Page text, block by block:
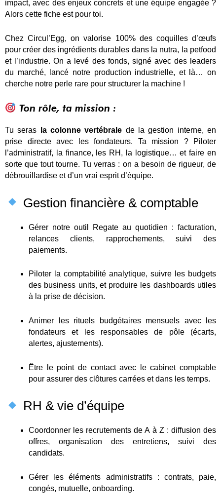
impact, avec des enjeux concrets et une équipe engagée ?
Alors cette fiche est pour toi.
Chez Circul’Egg, on valorise 100% des coquilles d’œufs
pour créer des ingrédients durables dans la nutra, la petfood
et l’industrie. On a levé des fonds, signé avec des leaders
du marché, lancé notre production industrielle, et là… on
cherche notre perle rare pour structurer la machine !
Ton rôle, ta mission :
Tu seras la colonne vertébrale de la gestion interne, en
prise directe avec les fondateurs. Ta mission ? Piloter
l’administratif, la finance, les RH, la logistique… et faire en
sorte que tout tourne. Tu verras : on a besoin de rigueur, de
débrouillardise et d’un vrai esprit d’équipe.
Gestion financière & comptable
Gérer notre outil Regate au quotidien : facturation,
relances clients, rapprochements, suivi des
paiements.
Piloter la comptabilité analytique, suivre les budgets
des business units, et produire les dashboards utiles
à la prise de décision.
Animer les rituels budgétaires mensuels avec les
fondateurs et les responsables de pôle (écarts,
alertes, ajustements).
Être le point de contact avec le cabinet comptable
pour assurer des clôtures carrées et dans les temps.
RH & vie d’équipe
Coordonner les recrutements de A à Z : diffusion des
offres, organisation des entretiens, suivi des
candidats.
Gérer les éléments administratifs : contrats, paie,
congés, mutuelle, onboarding.